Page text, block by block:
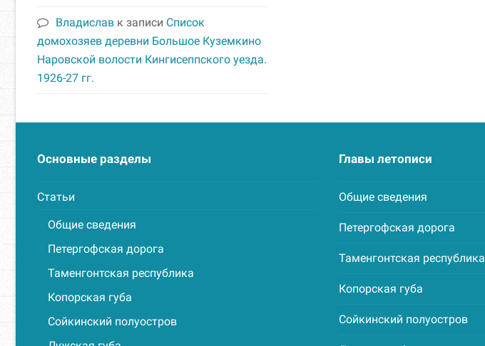
Владислав к записи Список
домохозяев деревни Большое Куземкино
Наровской волости Кингисеппского уезда.
1926-27 гг.
Основные разделы
Статьи
Общие сведения
Петергофская дорога
Таменгонтская республика
Копорская губа
Сойкинский полуостров
Главы летописи
Общие сведения
Петергофская дорога
Таменгонтская республика
Копорская губа
Сойкинский полуостров